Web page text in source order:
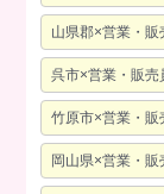
山県郡×営業・販
呉市×営業・販売
竹原市×営業・販
岡山県×営業・販